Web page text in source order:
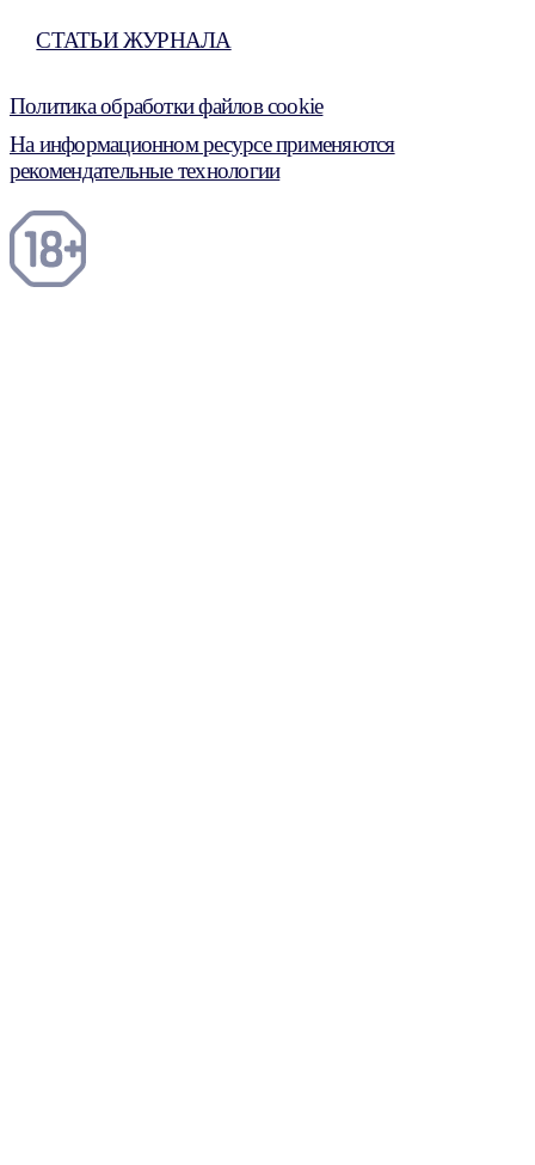
СТАТЬИ ЖУРНАЛА
Политика обработки файлов cookie
На информационном ресурсе применяются
рекомендательные технологии